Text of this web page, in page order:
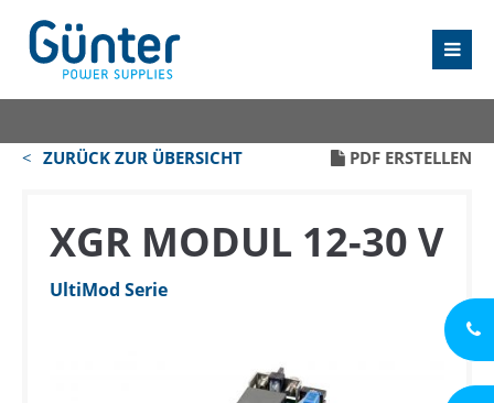
PDF ERSTELLEN
ZURÜCK ZUR ÜBERSICHT
XGR MODUL 12-30 V
UltiMod Serie